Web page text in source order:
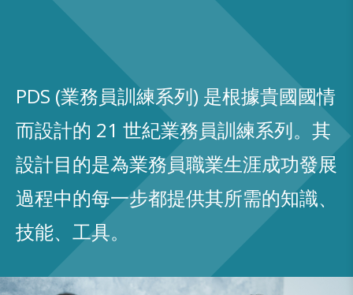
PDS (業務員訓練系列) 是根據貴國國情
而設計的 21 世紀業務員訓練系列。其
設計目的是為業務員職業生涯成功發展
過程中的每一步都提供其所需的知識、
技能、工具。